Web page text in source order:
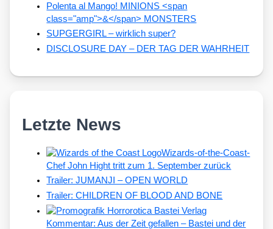
Polenta al Mango! MINIONS <span
class="amp">&</span> MONSTERS
SUPGERGIRL – wirklich super?
DISCLOSURE DAY – DER TAG DER WAHRHEIT
Letzte News
Wizards-of-the-Coast-
Chef John Hight tritt zum 1. September zurück
Trailer: JUMANJI – OPEN WORLD
Trailer: CHILDREN OF BLOOD AND BONE
Kommentar: Aus der Zeit gefallen – Bastei und der